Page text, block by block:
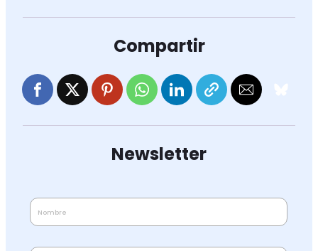
Compartir
Newsletter